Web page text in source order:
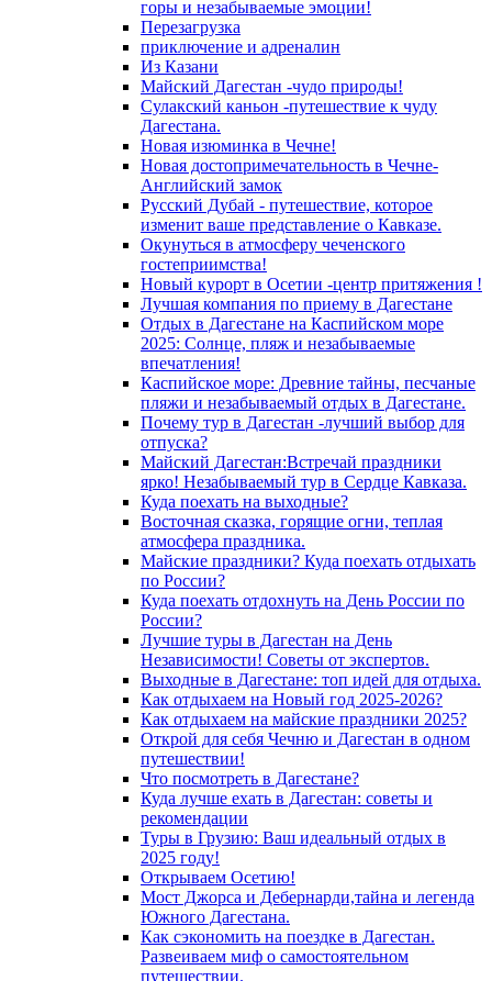
горы и незабываемые эмоции!
Перезагрузка
приключение и адреналин
Из Казани
Майский Дагестан -чудо природы!
Сулакский каньон -путешествие к чуду
Дагестана.
Новая изюминка в Чечне!
Новая достопримечательность в Чечне-
Английский замок
Русский Дубай - путешествие, которое
изменит ваше представление о Кавказе.
Окунуться в атмосферу чеченского
гостеприимства!
Новый курорт в Осетии -центр притяжения !
Лучшая компания по приему в Дагестане
Отдых в Дагестане на Каспийском море
2025: Солнце, пляж и незабываемые
впечатления!
Каспийское море: Древние тайны, песчаные
пляжи и незабываемый отдых в Дагестане.
Почему тур в Дагестан -лучший выбор для
отпуска?
Майский Дагестан:Встречай праздники
ярко! Незабываемый тур в Сердце Кавказа.
Куда поехать на выходные?
Восточная сказка, горящие огни, теплая
атмосфера праздника.
Майские праздники? Куда поехать отдыхать
по России?
Куда поехать отдохнуть на День России по
России?
Лучшие туры в Дагестан на День
Независимости! Советы от экспертов.
Выходные в Дагестане: топ идей для отдыха.
Как отдыхаем на Новый год 2025-2026?
Как отдыхаем на майские праздники 2025?
Открой для себя Чечню и Дагестан в одном
путешествии!
Что посмотреть в Дагестане?
Куда лучше ехать в Дагестан: советы и
рекомендации
Туры в Грузию: Ваш идеальный отдых в
2025 году!
Открываем Осетию!
Мост Джорса и Дебернарди,тайна и легенда
Южного Дагестана.
Как сэкономить на поездке в Дагестан.
Развеиваем миф о самостоятельном
путешествии.